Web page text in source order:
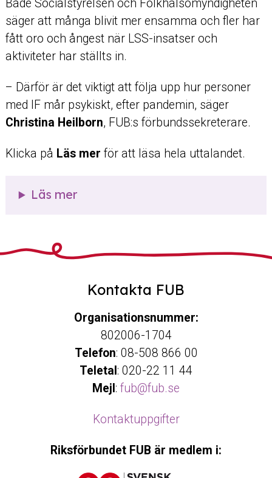
Både Socialstyrelsen och Folkhälsomyndigheten
säger att många blivit mer ensamma och fler har
fått oro och ångest när LSS-insatser och
aktiviteter har ställts in.
– Därför är det viktigt att följa upp hur personer
med IF mår psykiskt, efter pandemin, säger
Christina Heilborn, FUB:s förbundssekreterare.
Klicka på Läs mer för att läsa hela uttalandet.
Läs mer
Kontakta FUB
Organisationsnummer:
802006-1704
Telefon: 08-508 866 00
Teletal : 020-22 11 44
Mejl : fub@fub.se
Kontaktuppgifter
Riksförbundet FUB är medlem i: